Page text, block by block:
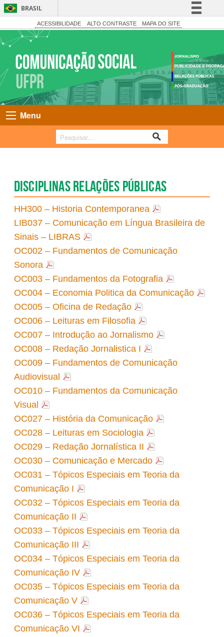
BRASIL
Simplifique!
Participe
Acesso à informação
Legislação
Canais
ACESSIBILIDADE ALTO CONTRASTE MAPA DO SITE
Menu
Disciplinas Relações Públicas
HH300 – Historia Contemporanea
LIB037 – Comunicação em Língua Brasileira de
Sinais – LIBRAS
OC002 – Fundamentos de Comunicação
Sonora
OC003 – Fundamentos da Fotografia
OC004 – Economia Politica da Comunicação
OC005 – Oficina de Redação
OC006 – Leituras em Filosofia
OC007 – Introdução ao Jornalismo
OC008 – Redação Jornalistica I
OC009 – Fundamentos de Comunicação
Audiovisual
OC010 – Fundamentos da Comunicação
Visual
OC027 – História da Comunicação
OC028 – Leituras em Sociologia
OC029 – Redação Jornalística II
OC030 – Comunicação e Mercado
OC031 – Tópicos Especiais em Teoria da
Comunicação I
OC032 – Tópicos Especiais em Teoria da
Comunicação II
OC033 – Tópicos Especiais em Teoria da
Comunicação III
OC034 – Tópicos Especiais em Teoria da
Comunicação IV
OC035 – Tópicos Especiais em Teoria da
Comunicação V
OC036 – Tópicos Especiais em Teoria da
Comunicação VI